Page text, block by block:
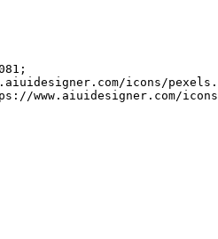
icons/
www.aiuidesigner.com/